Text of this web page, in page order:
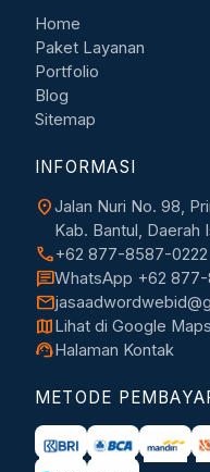
Home
Paket Layanan
Portfolio
Blog
Sitemap
INFORMASI
location_onJalan Nuri No. 98,
Kab. Bantul, Daerah
call+62 877-8587-0222
chatWhatsApp +62
mail
mapLihat di Google Maps
support_agentHalaman Kontak
METODE